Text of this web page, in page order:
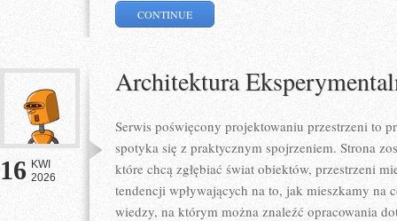
CONTINUE
16 KWI
2026
Architektura
Serwis poświęcony projektowaniu przestrzeni to
spotyka się z praktycznym spojrzeniem. Strona
które chcą zgłębiać świat obiektów, przestrzeni
tendencji wpływających na to, jak mieszkamy na
wiedzy, na którym można znaleźć opracowania